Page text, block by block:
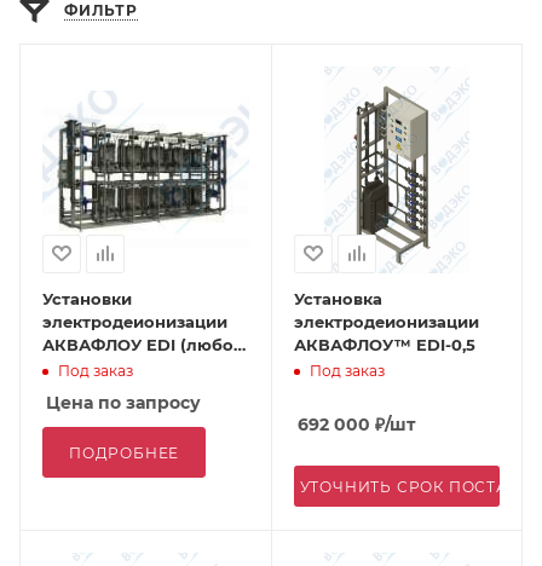
ФИЛЬТР
Установки
электродеионизации
АКВАФЛОУ EDI (любой
производительности)
Под заказ
Цена по запросу
ПОДРОБНЕЕ
Установка
электродеионизации
АКВАФЛОУ™ EDI-0,5
Под заказ
692 000 ₽/шт
УТОЧНИТЬ СРОК